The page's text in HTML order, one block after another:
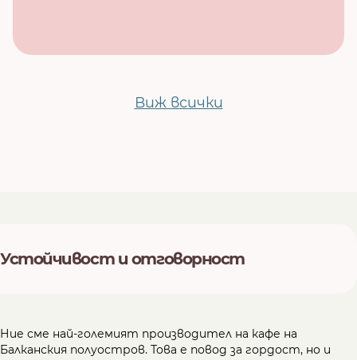
Виж всички
Устойчивост и отговорност
Ние сме най-големият производител на кафе на
Балканския полуостров. Това е повод за гордост, но и